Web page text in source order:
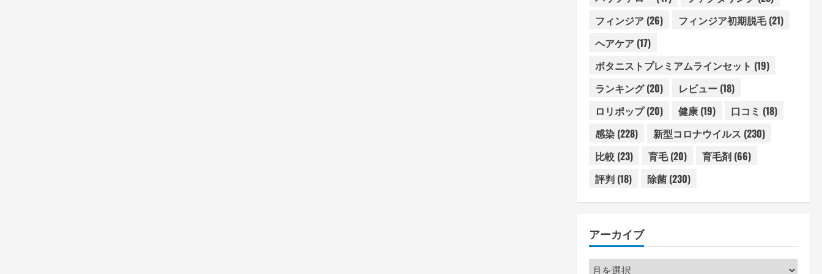
フィンジア(26) フィンジア初期脱毛(21)
ヘアケア(17)
ボタニストプレミアムラインセット (19)
ランキング(20) レビュー(18)
ロリポップ(20) 健康(19) 口コミ (18)
感染(228) 新型コロナウイルス (230)
比較(23) 育毛(20) 育毛剤(66)
評判(18) 除菌(230)
アーカイブ
ア